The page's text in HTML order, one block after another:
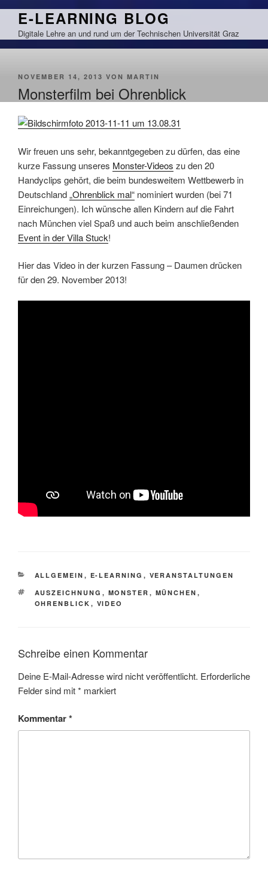
Zum
springen
E-LEARNING BLOG
Digitale Lehre an und rund um der Technischen Universität Graz
VERÖFFENTLICHT
NOVEMBER 14, 2013 VON MARTIN
Monsterfilm bei Ohrenblick
Wir freuen uns sehr, bekanntgegeben zu dürfen, das eine
kurze Fassung unseres Monster-Videos zu den 20
Handyclips gehört, die beim bundesweitem Wettbewerb in
Deutschland„Ohrenblick mal“ nominiert wurden (bei 71
Einreichungen). Ich wünsche allen Kindern auf die Fahrt
nach München viel Spaß und auch beim anschließenden
Event in der VillaStuck!
Hier das Video in der kurzen Fassung – Daumen drücken
für den 29. November 2013!
KATEGORIEN
ALLGEMEIN , E-LEARNING , VERANSTALTUNGEN
SCHLAGWÖRTER
AUSZEICHNUNG , MONSTER , MÜNCHEN ,
OHRENBLICK , VIDEO
Schreibe einen Kommentar
Deine E-Mail-Adresse wird nicht veröffentlicht. Erforderliche
Felder sind mit* markiert
Kommentar*